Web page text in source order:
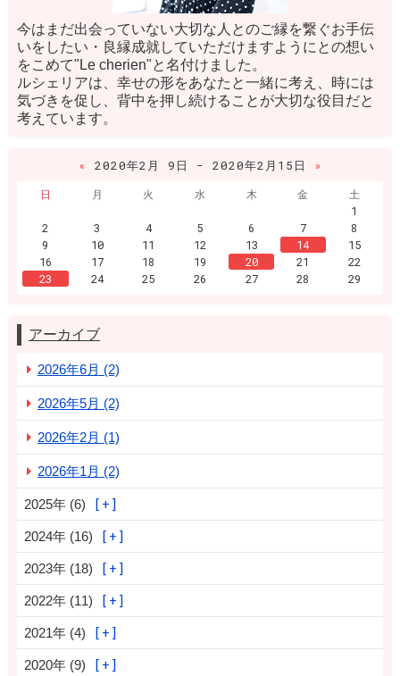
今はまだ出会っていない大切な人とのご縁を繋ぐお手伝
いをしたい・良縁成就していただけますようにとの想い
をこめて"Le cherien"と名付けました。
ルシェリアは、幸せの形をあなたと一緒に考え、時には
気づきを促し、背中を押し続けることが大切な役目だと
考えています。
« 2020年2月 9日 - 2020年2月15日
»
日
月 火 水 木 金
土
1
2
3 4 5 6 7
8
9
10 11 12 13 14
15
16
17 18 19 20 21
22
23
24 25 26 27 28 29
アーカイブ
2026年6月 (2)
2026年5月 (2)
2026年2月 (1)
2026年1月 (2)
2025年 (6)
2024年 (16)
2023年 (18)
2022年 (11)
2021年 (4)
2020年 (9)